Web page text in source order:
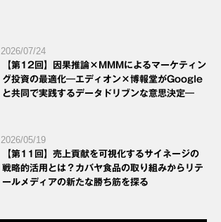
2026/07/24
【第12回】因果推論×MMMによるマーケティン
グ投資の最適化―エディオン×博報堂がGoogle
と共同で実践するデータドリブンな意思決定―
2026/05/19
【第11回】売上貢献を可視化するサイネージの
戦略的活用とは？カバヤ食品の取り組みからリテ
ールメディアの新たな勝ち筋を探る